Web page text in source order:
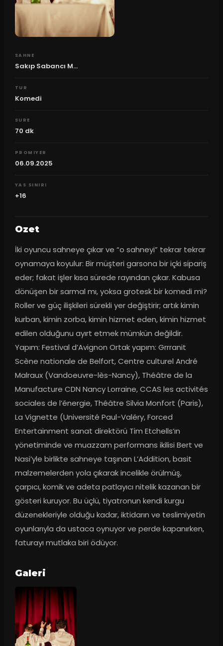
SAHNE
Sakıp Sabancı M...
TUR
Komedi
SURE
70 dk
PROMIYER
06.09.2025
YAS SINIRI
+16
Ozet
İki oyuncu sahneye çıkar ve “o sahneyi” tekrar tekrar
oynamaya koyulur: Bir müşteri garsona bir içki sipariş
eder; fakat işler kısa sürede rayından çıkar. Kabusa
dönüşen bir sarmal mı, yoksa grotesk bir komedi mi?
Roller ve güç ilişkileri sürekli yer değiştirir; artık kimin
kurban, kimin zorba, kimin hizmet eden, kimin hizmet
edilen olduğunu ayırt etmek mümkün değildir.
Yapım: Festival d’Avignon Ortak yapım: Grrranit
Scène nationale de Belfort, Centre culturel André
Malraux (Vandoeuvre-lès-Nancy), Théâtre de la
Manufacture CDN Nancy Lorraine, CCAS les activités
sociales de l’énergie, Théâtre Silvia Monfort (Paris),
La Vignette (Université Paul-Valéry, Forced
Entertainment sanat direktörü Tim Etchells’ın
yönetiminde ve muazzam performans ikilisi Bert ve
Nasi’yle birlikte sahneye taşınan L’Addition, basit
malzemelerden yola çıkarak incelikle örülmüş,
çarpıcı, komik ve adeta patlayıcı nitelik kazanan bir
gösteri kuruyor. Bu üçlü, tiyatronun kendi kurgu
düzenekleriyle olduğu kadar, iktidarın ve teslimiyetin
oyunlarıyla da ustaca oynuyor ve perde kapanırken,
faturayı mutlaka biri ödüyor.
Galeri